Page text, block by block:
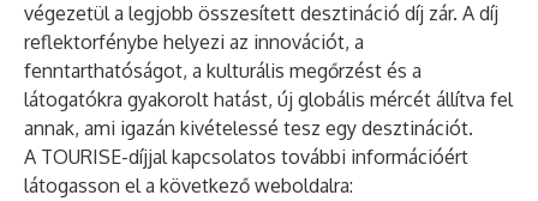
végezetül a legjobb összesített desztináció díj zár. A díj
reflektorfénybe helyezi az innovációt, a
fenntarthatóságot, a kulturális megőrzést és a
látogatókra gyakorolt hatást, új globális mércét állítva fel
annak, ami igazán kivételessé tesz egy desztinációt.
A TOURISE-díjjal kapcsolatos további információért
látogasson el a következő weboldalra: